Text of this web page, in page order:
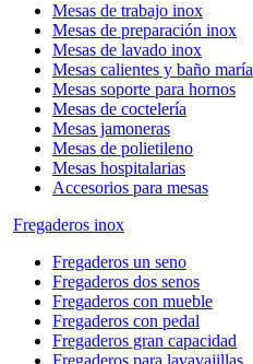
Mesas de trabajo inox
Mesas de preparación inox
Mesas de lavado inox
Mesas calientes y baño maría
Mesas soporte para hornos
Mesas de coctelería
Mesas jamoneras
Mesas de polietileno
Mesas hospitalarias
Accesorios para mesas
Fregaderos inox
Fregaderos un seno
Fregaderos dos senos
Fregaderos con mueble
Fregaderos con pedal
Fregaderos gran capacidad
Fregaderos para lavavajillas